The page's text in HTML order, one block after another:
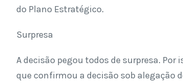
do Plano Estratégico.
Surpresa
A decisão pegou todos de surpresa.
que confirmou a decisão sob alegação